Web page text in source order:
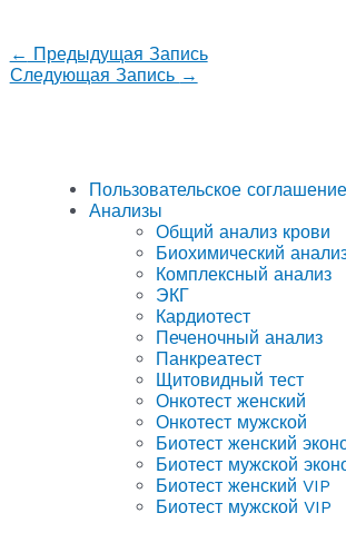
← Предыдущая Запись
Следующая Запись →
Пользовательское соглашение
Анализы
Общий анализ крови
Биохимический
Комплексный анализ
ЭКГ
Кардиотест
Печеночный анализ
Панкреатест
Щитовидный тест
Онкотест женский
Онкотест мужской
Биотест женский
Биотест мужской
Биотест женский VIP
Биотест мужской VIP